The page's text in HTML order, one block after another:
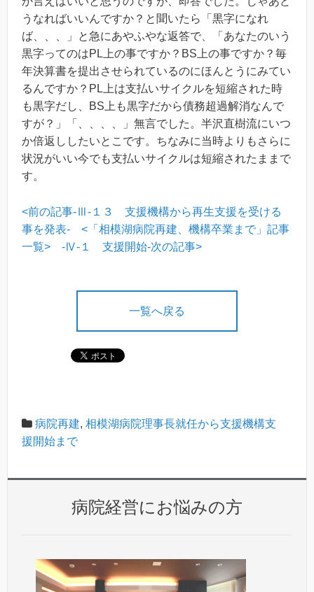
うなればいいんですか？と聞いたら「黒字になれ
ば、、、」と急にあやふやな返答で、「あなたのいう
黒字ってのはPL上の事ですか？BS上の事ですか？毎
年決算書を提出させられているのにほんとうにみてい
るんですか？PL上は支払いサイクルを短縮された時
も黒字だし、BS上も黒字だから債務超過解消なんで
すが？」「、、、、」無言でした。半沢直樹流にいつ
か倍返ししたいとこです。ちなみに当時よりもさらに
状況がいい今でも支払いサイクルは短縮されたままで
す。
<前の記事-Ⅲ-１３ 支援機構から再生支援を受ける
事を発表-
<「相模湖病院再建、機構卒業まで」記事
一覧>
-Ⅳ-１ 支援開始-次の記事>
一覧へ戻る
病院再建, 相模湖病院理事長就任から支援機構支
援開始まで
病院経営にお悩みの方